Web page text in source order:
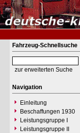
Fahrzeug-Schnellsuche
zur erweiterten Suche
Navigation
Einleitung
Beschaffungen 1930
Leistungsgruppe I
Leistungsgruppe II